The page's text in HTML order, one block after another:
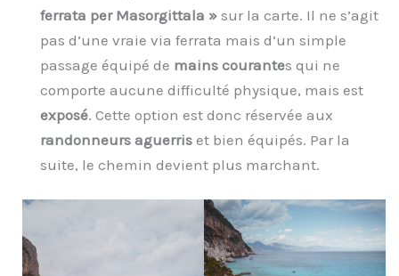
ferrata per Masorgittala » sur la carte. Il ne s’agit
pas d’une vraie via ferrata mais d’un simple
passage équipé de mains courantes qui ne
comporte aucune difficulté physique, mais est
exposé. Cette option est donc réservée aux
randonneurs aguerris et bien équipés. Par la
suite, le chemin devient plus marchant.